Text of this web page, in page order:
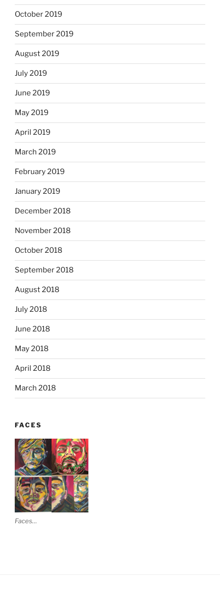
October 2019
September 2019
August 2019
July 2019
June 2019
May 2019
April 2019
March 2019
February 2019
January 2019
December 2018
November 2018
October 2018
September 2018
August 2018
July 2018
June 2018
May 2018
April 2018
March 2018
FACES
Faces…